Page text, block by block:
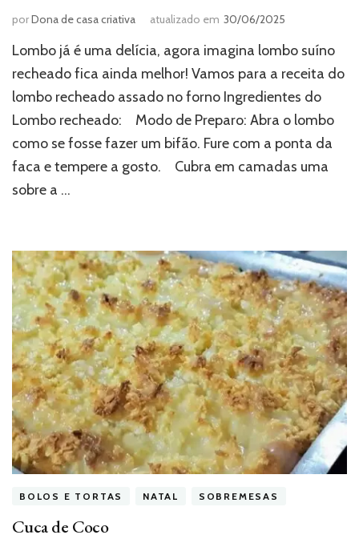
porDona de casa criativa atualizado em 30/06/2025
Lombo já é uma delícia, agora imagina lombo suíno
recheado fica ainda melhor! Vamos para a receita do
lombo recheado assado no forno Ingredientes do
Lombo recheado:⠀ Modo de Preparo: Abra o lombo
como se fosse fazer um bifão. Fure com a ponta da
faca e tempere a gosto.⠀ Cubra em camadas uma
sobre a …
BOLOS E TORTAS NATAL SOBREMESAS
Cuca de Coco